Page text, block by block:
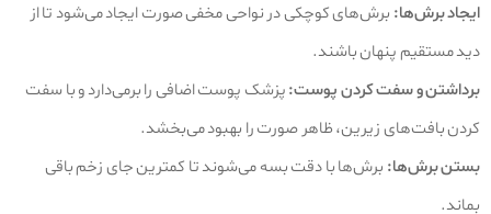
ایجاد برش‌ها: برش‌های کوچکی در نواحی مخفی صورت ایجاد می‌شود تا از
دید مستقیم پنهان باشند.
برداشتن و سفت کردن پوست:پزشک پوست اضافی را برمی‌دارد و با سفت
کردن بافت‌های زیرین، ظاهر صورت را بهبود می‌بخشد.
بستن برش‌ها: برش‌ها با دقت بسه می‌شوند تا کمترین جای زخم باقی
بماند.